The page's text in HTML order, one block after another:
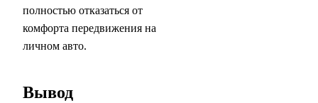
полностью отказаться от
комфорта передвижения на
личном авто.
Вывод